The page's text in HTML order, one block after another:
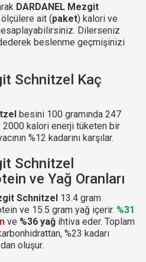
DARDANEL Mezgit
ait (paket) kalori ve
Dilerseniz
beslenme geçmişinizi
Schnitzel Kaç
besini 100 gramında 247
2000 kalori enerji tüketen bir
%12 kadarını karşılar.
Schnitzel
ve Yağ Oranları
Schnitzel 13.4 gram
ve 15.5 gram yağ içerir. %31
ve %36 yağ ihtiva eder. Toplam
%23 kadarı
oluşur.